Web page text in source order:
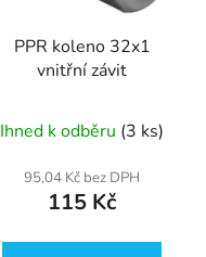
PPR koleno 32x1
vnitřní závit
Ihned k odběru (3 ks)
95,04 Kč bez DPH
115 Kč